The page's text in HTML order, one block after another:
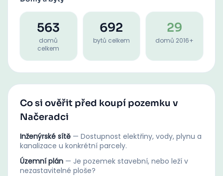
563
domů
celkem
692
bytů celkem
29
domů 2016+
Co si ověřit před koupí pozemku v
Načeradci
Inženýrské sítě — Dostupnost elektřiny, vody, plynu a
kanalizace u konkrétní parcely.
Územní plán — Je pozemek stavební, nebo leží v
nezastavitelné ploše?